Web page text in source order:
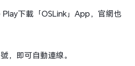
下載「OSLink」App，官網也
，即可自動連線。